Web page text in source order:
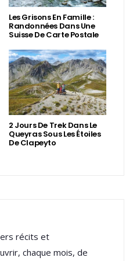
Les Grisons En Famille :
Randonnées Dans Une
Suisse De Carte Postale
2 Jours De Trek Dans Le
Queyras Sous Les Étoiles
De Clapeyto
récits et
chaque mois, de